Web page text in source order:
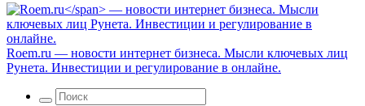
Roem.ru — новости интернет бизнеса. Мысли ключевых лиц
Рунета. Инвестиции и регулирование в онлайне.